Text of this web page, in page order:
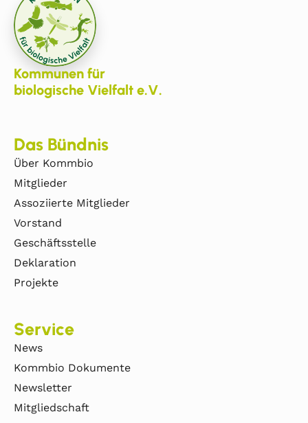
Kommunen für
biologische Vielfalt e.V.
Das Bündnis
Über Kommbio
Mitglieder
Assoziierte Mitglieder
Vorstand
Geschäftsstelle
Deklaration
Projekte
Service
News
Kommbio Dokumente
Newsletter
Mitgliedschaft